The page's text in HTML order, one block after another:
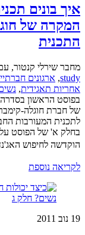
איך בונים
המקרה של
התכנית
מחבר שירלי קנטור,
study
, ארגונים
אחריות תאגידית,
בפוסט הראשון
של חברת חוגלה-
לתכנית המעורבות
הוקדשה לחיפוש
לקריאה נוספת
19 נוב 2011